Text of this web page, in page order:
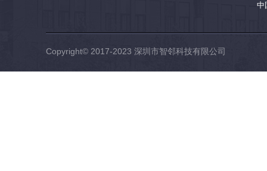
中
Copyright© 2017-2023 深圳市智邻科技有限公司